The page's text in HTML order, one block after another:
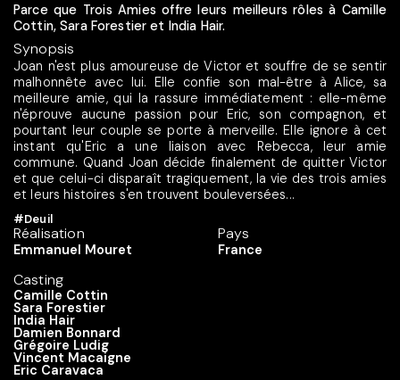
Parce que Trois Amies offre leurs meilleurs rôles à Camille
Cottin, Sara Forestier et India Hair.
Synopsis
Joan n'est plus amoureuse de Victor et souffre de se sentir
malhonnête avec lui. Elle confie son mal-être à Alice, sa
meilleure amie, qui la rassure immédiatement : elle-même
n'éprouve aucune passion pour Eric, son compagnon, et
pourtant leur couple se porte à merveille. Elle ignore à cet
instant qu'Eric a une liaison avec Rebecca, leur amie
commune. Quand Joan décide finalement de quitter Victor
et que celui-ci disparaît tragiquement, la vie des trois amies
et leurs histoires s'en trouvent bouleversées...
#Deuil
Réalisation
Emmanuel Mouret
Casting
Camille Cottin
Sara Forestier
India Hair
Damien Bonnard
Grégoire Ludig
Vincent Macaigne
Eric Caravaca
Pays
France